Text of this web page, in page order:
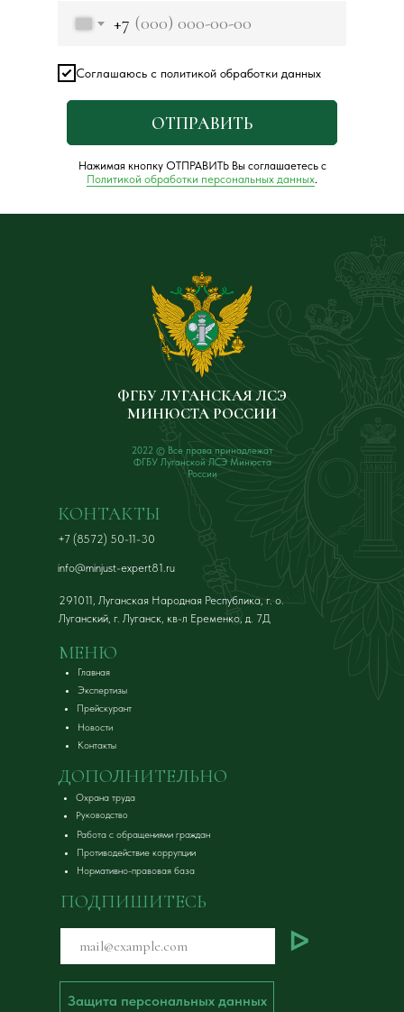
+7
Соглашаюсь с политикой обработки данных
ОТПРАВИТЬ
Нажимая кнопку ОТПРАВИТЬ Вы соглашаетесь с
Политикой обработки персональных данных.
МЕНЮ
Главная
Экспертизы
Прейскурант
Новости
Контакты
Охрана труда
Руководство
Работа с обращениями граждан
ДОПОЛНИТЕЛЬНО
ПОДПИШИТЕСЬ
ᐅ
info@minjust-expert81.ru
+7 (8572) 50-11-30
291011, Луганская Народная Республика, г. о.
Луганский, г. Луганск, кв-л Еременко, д. 7Д
КОНТАКТЫ
Противодействие коррупции
Защита персональных данных
ФГБУ ЛУГАНСКАЯ ЛСЭ
МИНЮСТА РОССИИ
2022 © Все права принадлежат
ФГБУ Луганской ЛСЭ Минюста
России
Нормативно-правовая база